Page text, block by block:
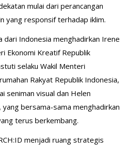
mulai dari perancangan
yang responsif terhadap iklim.
dari Indonesia menghadirkan Irene
Ekonomi Kreatif Republik
selaku Wakil Menteri
Rakyat Republik Indonesia,
seniman visual dan Helen
bersama-sama menghadirkan
terus berkembang.
menjadi ruang strategis